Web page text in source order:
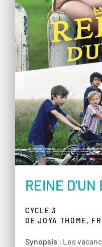
REINE D'UN
CYCLE 3
DE JOYA THOME,
Synopsis : Les